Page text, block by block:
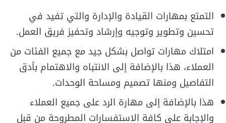
التمتع بمهارات القيادة والإدارة والتي تفيد في
تحسين وتطوير وتوجيه وإرشاد وتحفيز فريق العمل.
امتلاك مهارات تواصل بشكل جيد مع جميع الفئات من
العملاء، هذا بالإضافة إلى الانتباه والاهتمام بأدق
التفاصيل ومنها تصميم ومساحة الوحدات.
هذا بالإضافة إلى مهارة الرد على جميع العملاء
والإجابة على كافة الاستفسارات المطروحة من قبل